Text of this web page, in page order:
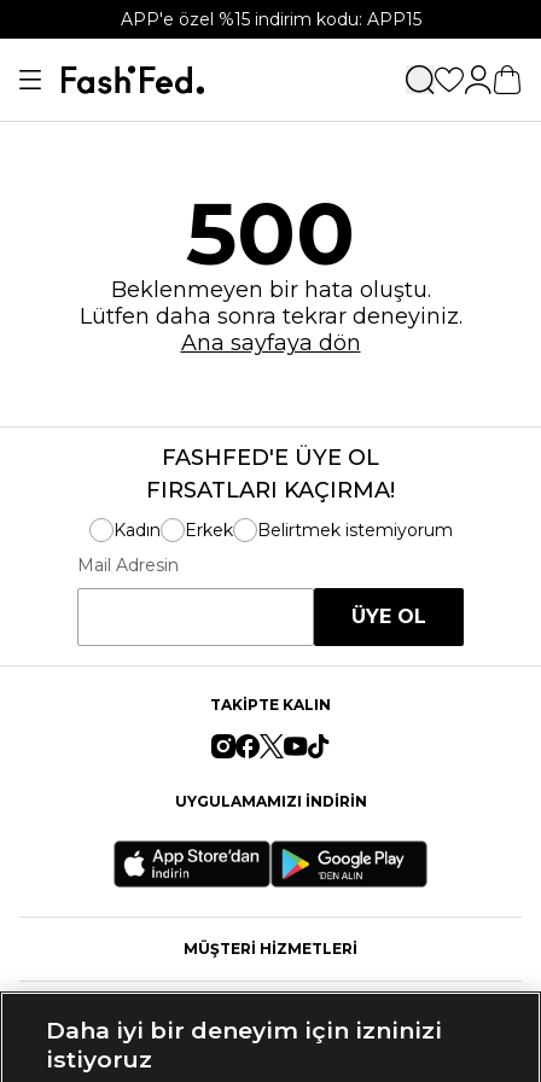
APP'e özel %15 indirim kodu: APP15
500
Beklenmeyen bir hata oluştu.
Lütfen daha sonra tekrar deneyiniz.
Ana sayfaya dön
FASHFED'E ÜYE OL
FIRSATLARI KAÇIRMA!
Kadın Erkek
Belirtmek istemiyorum
Mail Adresin
ÜYE OL
TAKİPTE KALIN
UYGULAMAMIZI İNDİRİN
MÜŞTERİ HİZMETLERİ
Daha iyi bir deneyim için izninizi
istiyoruz